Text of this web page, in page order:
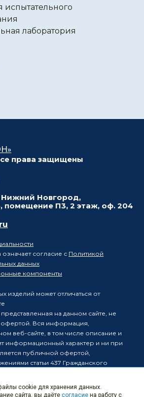
испытательного
лаборатория
права защищены
Нижний Новгород,
помещение П3, 2 этаж, оф. 204
согласие с Политикой
данных
компоненты
изделий может отличаться от
на данном сайте, не
офертой. Вся информация,
веб-сайте, в том числе описание и
информационный характер и ни при
публичной офертой,
статьи 437 Гражданского
за собой право в одностороннем
в информацию, размещенную на
cookie для хранения данных.
сайта, вы даёте согласие на работу с